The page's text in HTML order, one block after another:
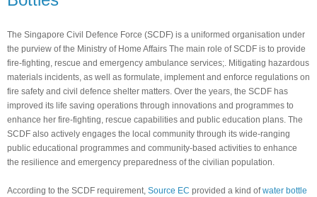
The Singapore Civil Defence Force (SCDF) is a uniformed organisation under
the purview of the Ministry of Home Affairs The main role of SCDF is to provide
fire-fighting, rescue and emergency ambulance services;. Mitigating hazardous
materials incidents, as well as formulate, implement and enforce regulations on
fire safety and civil defence shelter matters. Over the years, the SCDF has
improved its life saving operations through innovations and programmes to
enhance her fire-fighting, rescue capabilities and public education plans. The
SCDF also actively engages the local community through its wide-ranging
public educational programmes and community-based activities to enhance
the resilience and emergency preparedness of the civilian population.
According to the SCDF requirement, Source EC provided a kind of